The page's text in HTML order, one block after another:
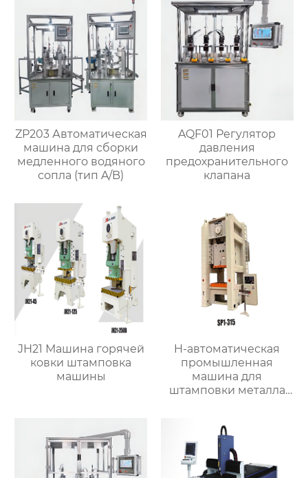
ZP203 Автоматическая
машина для сборки
медленного водяного
сопла (тип A/B)
AQF01 Регулятор
давления
предохранительного
клапана
JH21 Машина горячей
ковки штамповка
машины
H-автоматическая
промышленная
машина для
штамповки металла